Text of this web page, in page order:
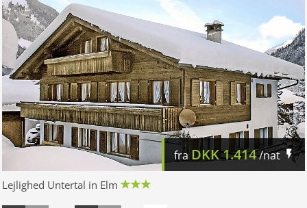
fraDKK1.414/nat
Lejlighed Untertal in Elm